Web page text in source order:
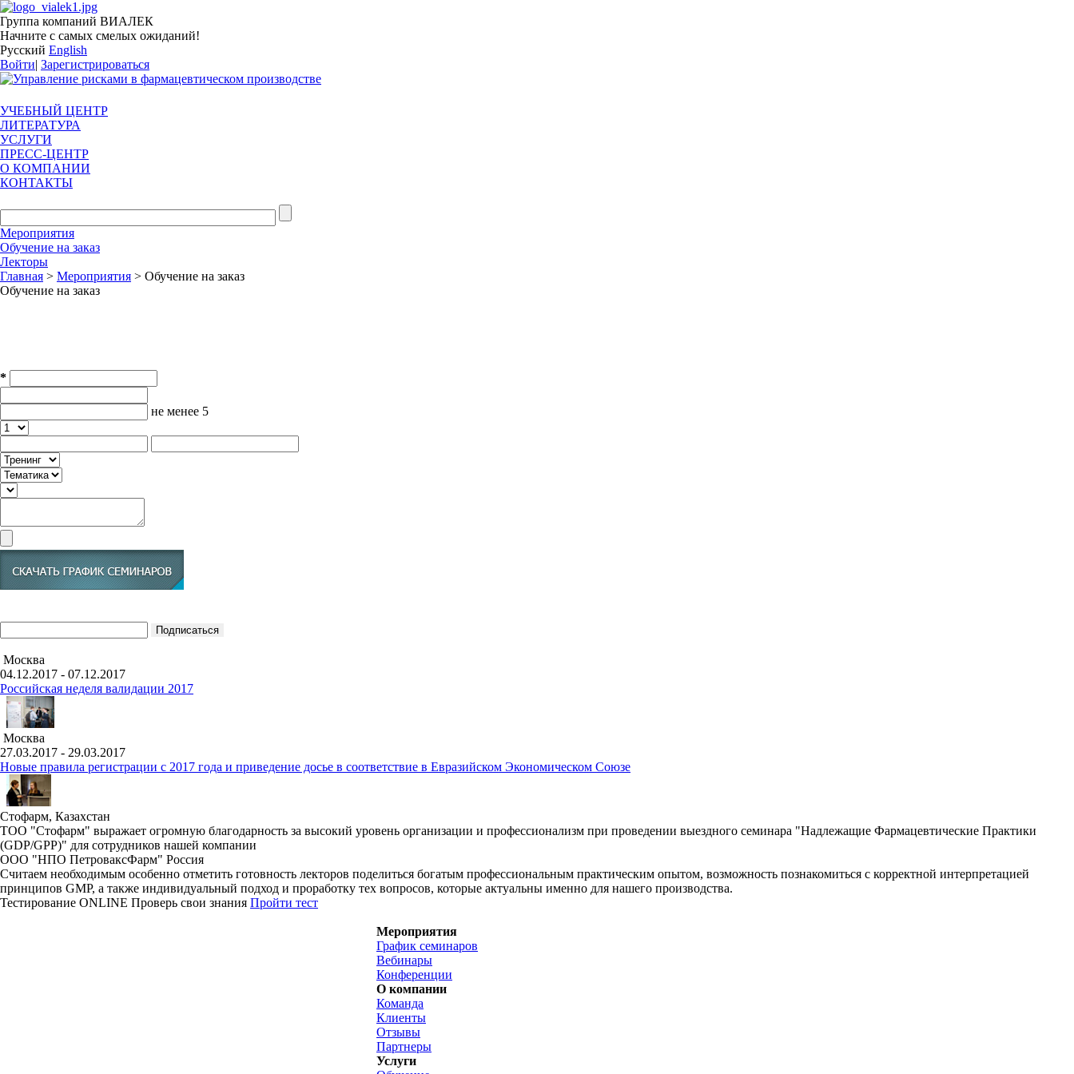
Группа компаний ВИАЛЕК
Начните с самых смелых ожиданий!
Русский English
Войти| Зарегистрироваться
УЧЕБНЫЙ ЦЕНТР
ЛИТЕРАТУРА
УСЛУГИ
ПРЕСС-ЦЕНТР
О КОМПАНИИ
КОНТАКТЫ
Мероприятия
Обучение на заказ
Лекторы
Главная > Мероприятия > Обучение на заказ
Обучение на заказ
*
не менее 5
Москва
04.12.2017 - 07.12.2017
Российская неделя валидации 2017
Москва
27.03.2017 - 29.03.2017
Новые правила регистрации c 2017 года и приведение досье в соответствие в Евразийском Экономическом Союзе
Стофарм, Казахстан
ТОО "Стофарм" выражает огромную благодарность за высокий уровень организации и профессионализм при проведении выездного семинара "Надлежащие Фармацевтические Практики
(GDP/GPP)" для сотрудников нашей компании
ООО "НПО ПетроваксФарм" Россия
Считаем необходимым особенно отметить готовность лекторов поделиться богатым профессиональным практическим опытом, возможность познакомиться с корректной интерпретацией
принципов GMP, а также индивидуальный подход и проработку тех вопросов, которые актуальны именно для нашего производства.
Тестирование ONLINE Проверь свои знания Пройти тест
Мероприятия
График семинаров
Вебинары
Конференции
О компании
Команда
Клиенты
Отзывы
Партнеры
Услуги